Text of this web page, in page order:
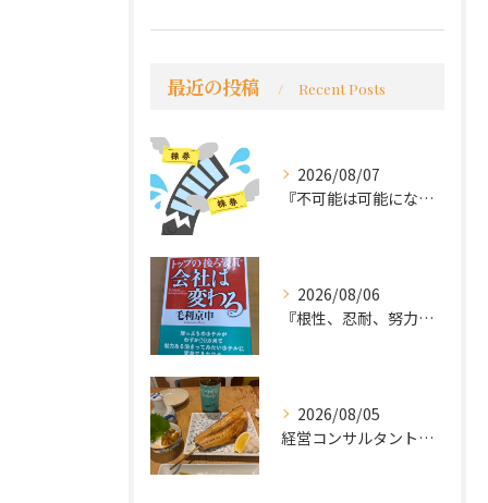
最近の投稿 Recent Posts
2026/08/07
『不可能は可能になる』
2026/08/06
『根性、忍耐、努力という言葉は死語なのか』
2026/08/05
経営コンサルタントのモーちゃん・毛利京申です。